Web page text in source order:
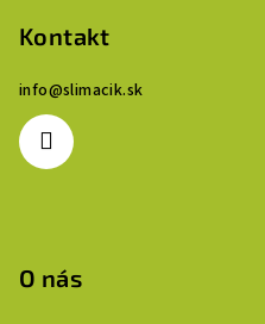
Kontakt
info@slimacik.sk
O nás